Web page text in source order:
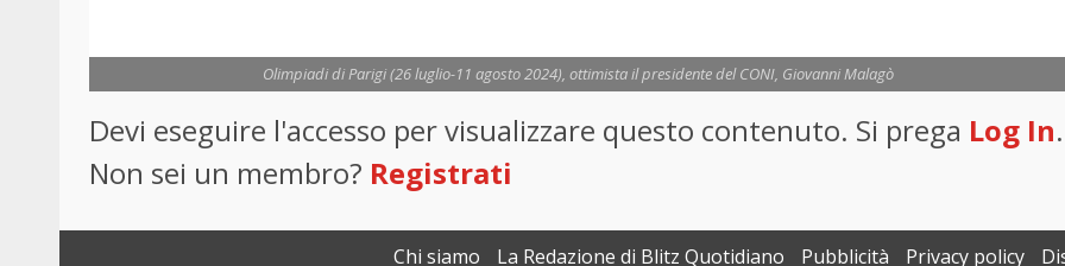
Olimpiadi di Parigi (26 luglio-11 agosto 2024), ottimista il presidente del CONI, Giovanni Malagò
Devi eseguire l'accesso per visualizzare questo contenuto. Si prega Log In.
Non sei un membro? Registrati
Chi siamo La Redazione di Blitz Quotidiano Pubblicità Privacy policy